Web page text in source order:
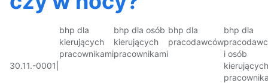
30.11.-0001
bhp dla
kierujących
pracownikami
bhp dla osób
kierujących
pracownikami
bhp dla
pracodawców
bhp dla
i osób
kierujących